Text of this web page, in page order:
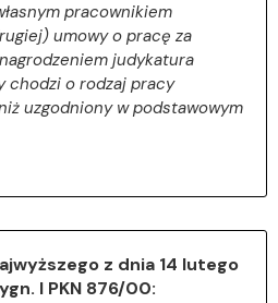
pracownikiem
umowy o pracę za
judykatura
chodzi o rodzaj pracy
uzgodniony w podstawowym
z dnia 14 lutego
I PKN 876/00: